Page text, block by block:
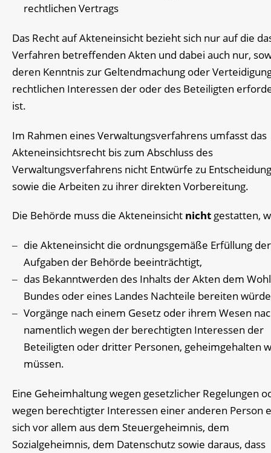
rechtlichen Vertrags
Das Recht auf Akteneinsicht bezieht sich nur auf die
Verfahren betreffenden Akten und dabei auch nur,
deren Kenntnis zur Geltendmachung oder
rechtlichen Interessen der oder des Beteiligten
ist.
Im Rahmen eines Verwaltungsverfahrens umfasst das
Akteneinsichtsrecht bis zum Abschluss des
Verwaltungsverfahrens nicht Entwürfe zu
sowie die Arbeiten zu ihrer direkten Vorbereitung.
Die Behörde muss die Akteneinsicht nicht gestatten,
die Akteneinsicht die ordnungsgemäße Erfüllung der
Aufgaben der Behörde beeinträchtigt,
das Bekanntwerden des Inhalts der Akten dem
Bundes oder eines Landes Nachteile bereiten
Vorgänge nach einem Gesetz oder ihrem Wesen
namentlich wegen der berechtigten Interessen der
Beteiligten oder dritter Personen, geheimgehalten
müssen.
Eine Geheimhaltung wegen gesetzlicher Regelungen
wegen berechtigter Interessen einer anderen Person
sich vor allem aus dem Steuergeheimnis, dem
Sozialgeheimnis, dem Datenschutz sowie daraus, dass